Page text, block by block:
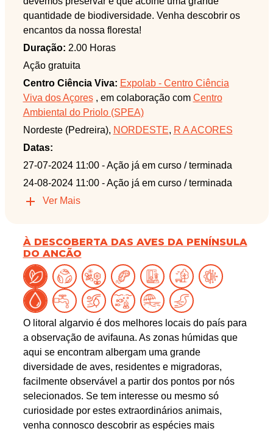
quantidade de biodiversidade. Venha descobrir os
encantos da nossa floresta!
Duração: 2.00 Horas
Ação gratuita
Centro Ciência Viva: Expolab - Centro Ciência
Viva dos Açores, em colaboração com Centro
Ambiental do Priolo (SPEA)
Nordeste (Pedreira), NORDESTE, R A ACORES
Datas:
27-07-2024 11:00 - Ação já em curso / terminada
24-08-2024 11:00 - Ação já em curso / terminada
Ver Mais
À DESCOBERTA DAS AVES DA PENÍNSULA
DO ANCÃO
O litoral algarvio é dos melhores locais do país para
a observação de avifauna. As zonas húmidas que
aqui se encontram albergam uma grande
diversidade de aves, residentes e migradoras,
facilmente observável a partir dos pontos por nós
selecionados. Se tem interesse ou mesmo só
curiosidade por estes extraordinários animais,
venha connosco descobrir as espécies mais